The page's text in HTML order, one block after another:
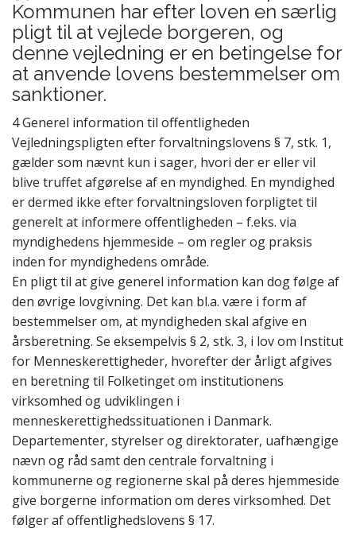
Kommunen har efter loven en særlig
pligt til at vejlede borgeren, og
denne vejledning er en betingelse for
at anvende lovens bestemmelser om
sanktioner.
4 Generel information til offentligheden
Vejledningspligten efter forvaltningslovens § 7, stk. 1,
gælder som nævnt kun i sager, hvori der er eller vil
blive truffet afgørelse af en myndighed. En myndighed
er dermed ikke efter forvaltningsloven forpligtet til
generelt at informere offentligheden – f.eks. via
myndighedens hjemmeside – om regler og praksis
inden for myndighedens område.
En pligt til at give generel information kan dog følge af
den øvrige lovgivning. Det kan bl.a. være i form af
bestemmelser om, at myndigheden skal afgive en
årsberetning. Se eksempelvis § 2, stk. 3, i lov om Institut
for Menneskerettigheder, hvorefter der årligt afgives
en beretning til Folketinget om institutionens
virksomhed og udviklingen i
menneskerettighedssituationen i Danmark.
Departementer, styrelser og direktorater, uafhængige
nævn og råd samt den centrale forvaltning i
kommunerne og regionerne skal på deres hjemmeside
give borgerne information om deres virksomhed. Det
følger af offentlighedslovens § 17.